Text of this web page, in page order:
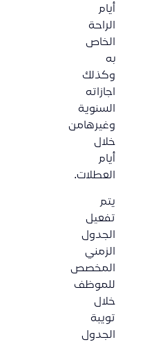
أيام
الراحة
الخاص
به
وكذلك
اجازاته
السنوية
وغيرهامن
خلال
أيام
العطلات.
يتم
تفعيل
الجدول
الزمني
المخصص
للموظف
خلال
تويبة
الجدول